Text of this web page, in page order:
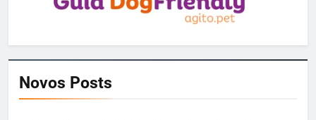
Novos Posts